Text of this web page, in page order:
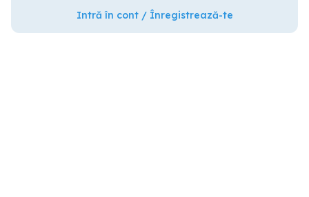
Intră în cont / Înregistrează-te